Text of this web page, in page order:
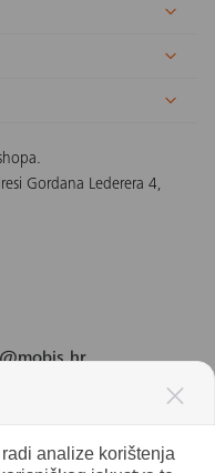
Gordana Lederera 4,
analize korištenja